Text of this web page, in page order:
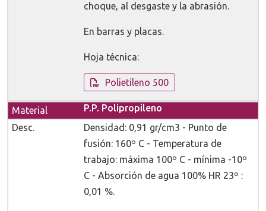
choque, al desgaste y la abrasión.
En barras y placas.
Hoja técnica:
Polietileno 500
P.P. Polipropileno
Densidad: 0,91 gr/cm3 - Punto de
fusión: 160º C - Temperatura de
trabajo: máxima 100º C - mínima -10º
C - Absorción de agua 100% HR 23º :
0,01 %.